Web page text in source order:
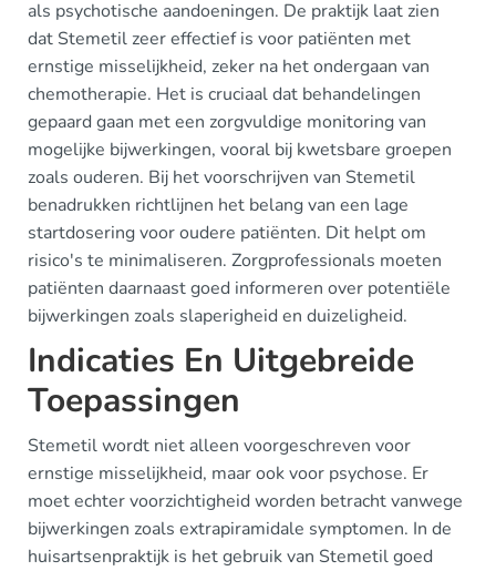
als psychotische aandoeningen. De praktijk laat zien
dat Stemetil zeer effectief is voor patiënten met
ernstige misselijkheid, zeker na het ondergaan van
chemotherapie. Het is cruciaal dat behandelingen
gepaard gaan met een zorgvuldige monitoring van
mogelijke bijwerkingen, vooral bij kwetsbare groepen
zoals ouderen. Bij het voorschrijven van Stemetil
benadrukken richtlijnen het belang van een lage
startdosering voor oudere patiënten. Dit helpt om
risico's te minimaliseren. Zorgprofessionals moeten
patiënten daarnaast goed informeren over potentiële
bijwerkingen zoals slaperigheid en duizeligheid.
Indicaties En Uitgebreide
Toepassingen
Stemetil wordt niet alleen voorgeschreven voor
ernstige misselijkheid, maar ook voor psychose. Er
moet echter voorzichtigheid worden betracht vanwege
bijwerkingen zoals extrapiramidale symptomen. In de
huisartsenpraktijk is het gebruik van Stemetil goed